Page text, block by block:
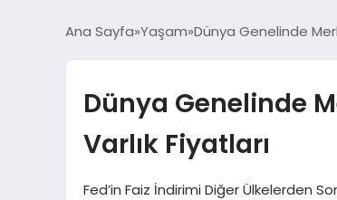
Ana Sayfa Yaşam Dünya Genelinde
Dünya Genelinde
Varlık Fiyatları
Fed’in Faiz İndirimi Diğer Ülkelerden